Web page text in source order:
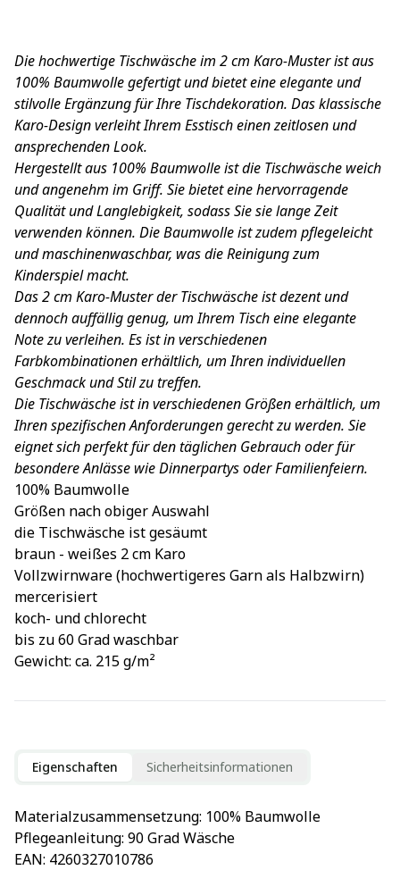
Die hochwertige Tischwäsche im 2 cm Karo-Muster ist aus
100% Baumwolle gefertigt und bietet eine elegante und
stilvolle Ergänzung für Ihre Tischdekoration. Das klassische
Karo-Design verleiht Ihrem Esstisch einen zeitlosen und
ansprechenden Look.
Hergestellt aus 100% Baumwolle ist die Tischwäsche weich
und angenehm im Griff. Sie bietet eine hervorragende
Qualität und Langlebigkeit, sodass Sie sie lange Zeit
verwenden können. Die Baumwolle ist zudem pflegeleicht
und maschinenwaschbar, was die Reinigung zum
Kinderspiel macht.
Das 2 cm Karo-Muster der Tischwäsche ist dezent und
dennoch auffällig genug, um Ihrem Tisch eine elegante
Note zu verleihen. Es ist in verschiedenen
Farbkombinationen erhältlich, um Ihren individuellen
Geschmack und Stil zu treffen.
Die Tischwäsche ist in verschiedenen Größen erhältlich, um
Ihren spezifischen Anforderungen gerecht zu werden. Sie
eignet sich perfekt für den täglichen Gebrauch oder für
besondere Anlässe wie Dinnerpartys oder Familienfeiern.
100% Baumwolle
Größen nach obiger Auswahl
die Tischwäsche ist gesäumt
braun - weißes 2 cm Karo
Vollzwirnware (hochwertigeres Garn als Halbzwirn)
mercerisiert
koch- und chlorecht
bis zu 60 Grad waschbar
Gewicht: ca. 215 g/m²
Eigenschaften Sicherheitsinformationen
Materialzusammensetzung: 100% Baumwolle
Pflegeanleitung: 90 Grad Wäsche
EAN: 4260327010786